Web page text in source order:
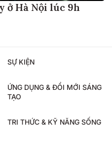
ở Hà Nội lúc 9h
SỰ KIỆN
ỨNG DỤNG & ĐỔI MỚI SÁNG
TẠO
TRI THỨC & KỸ NĂNG SỐNG